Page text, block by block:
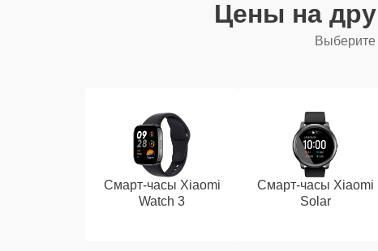
Цены на
Выберите
Смарт-часы Xiaomi
Watch 3
Смарт-часы Xiaomi
Solar